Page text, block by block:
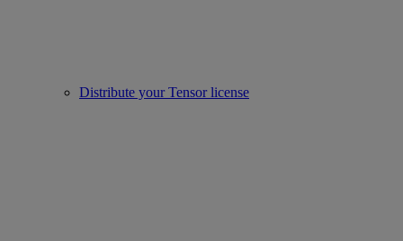
Distribute your Tensor license